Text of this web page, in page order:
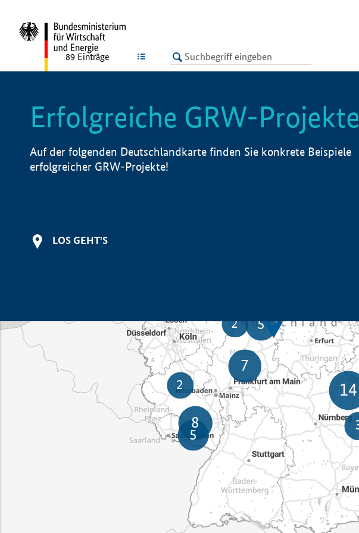
LISTE
89 Einträge
Erfolgreiche GRW-Projekte
Auf der folgenden Deutschlandkarte finden Sie konkrete Beispiele
erfolgreicher GRW-Projekte!
LOS GEHT'S